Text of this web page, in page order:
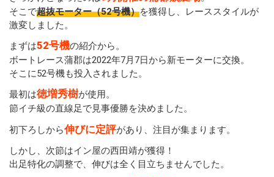
そこで超抜モーター（52号機）を獲得し、レーススタイルが
激変しました。
まずは52号機の紹介から。
ボートレース蒲郡は2022年7月7日から新モーターに交換。
そこに52号機も投入されました。
最初は徳増秀樹が使用。
節イチ級の直線足で見事優勝を決めました。
初下ろしから伸びに定評があり、注目が集まります。
しかし、次節はイン屋の西田靖が獲得！
出足特化の調整で、伸びは全く目立ちませんでした。